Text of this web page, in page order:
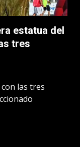
estatua del
tres
las tres